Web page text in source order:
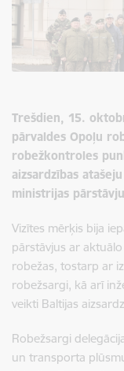
Trešdien, 15.
pārvaldes Opoļu
robežkontroles
aizsardzības
ministrijas
Vizītes mērķis bija
pārstāvjus ar aktuālo
robežas, tostarp ar
robežsargi, kā arī
veikti Baltijas
Robežsargi
un transporta